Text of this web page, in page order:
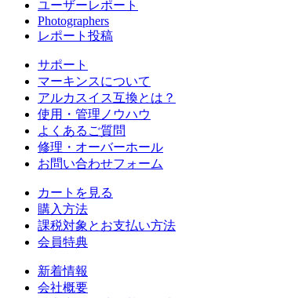
ユーザーレポート
Photographers
レポート投稿
サポート
マーキンスについて
アルカスイス互換とは？
使用・管理ノウハウ
よくあるご質問
修理・オーバーホール
お問い合わせフォーム
カートを見る
購入方法
課税対象とお支払い方法
会員特典
新着情報
会社概要